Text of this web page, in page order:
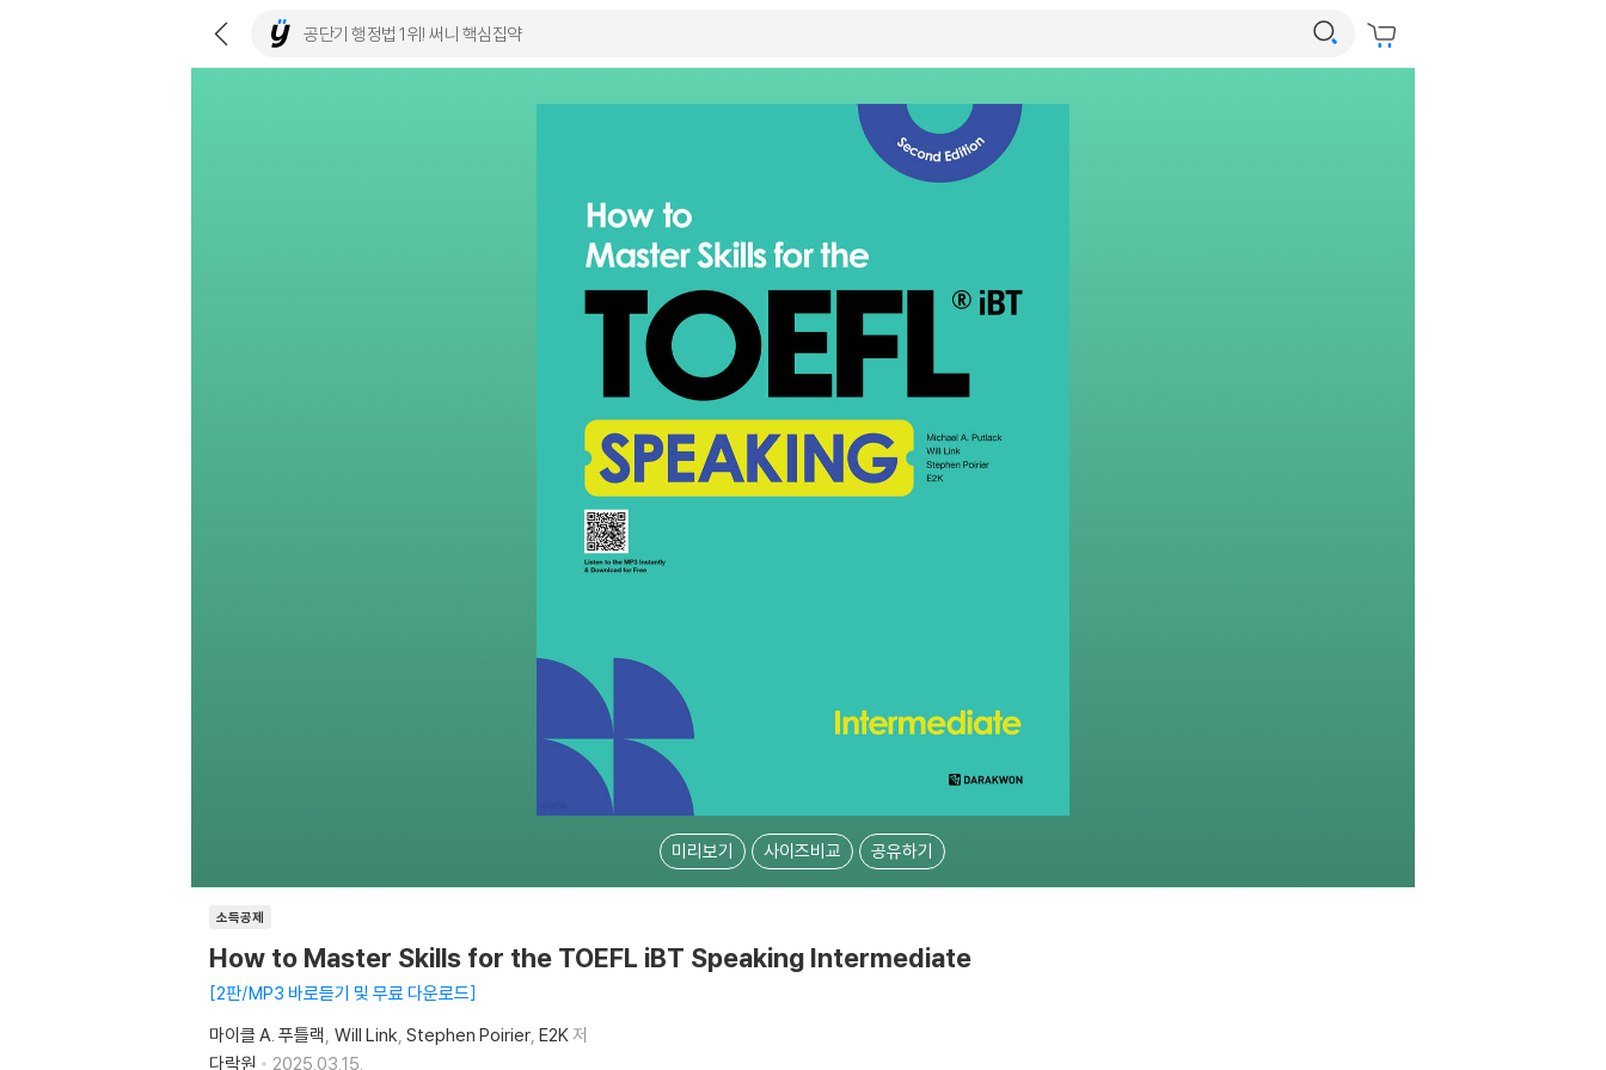
미리보기 사이즈비교 공유하기
소득공제
How to Master Skills for the TOEFL iBT Speaking Intermediate
2판/MP3 바로듣기 및 무료 다운로드
마이클 A. 푸틀랙 Will Link Stephen Poirier E2K저
다락원
2025.03.15.